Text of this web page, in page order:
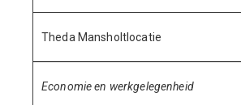
Theda Mansholtlocatie
Economie en werkgelegenheid